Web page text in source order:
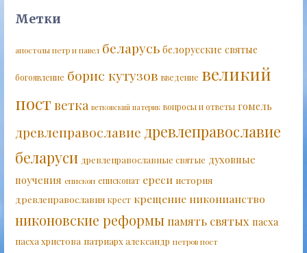
Метки
апостолы петр и павел беларусь белорусские святые
богоявление борис кутузов введение великий
постветка ветковский патерик вопросы и ответы гомель
древлеправославие древлеправославие
беларуси древлеправославные святые духовные
поучения епископ епископат ереси история
древлеправославия крест крещение никонианство
никоновские реформыпамять святых пасха
пасха христова патриарх александр петров пост